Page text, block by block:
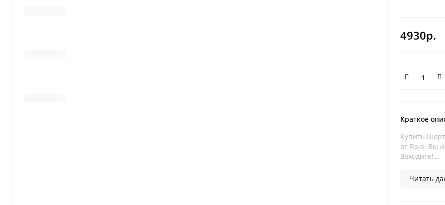
4930р.
Краткое
Купить
от Raja. Вы
Заходите!...
Читать